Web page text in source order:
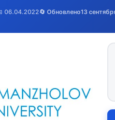
06.04.2022🔄 Обновлено13